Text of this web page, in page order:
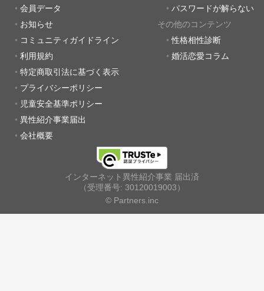
会員データ
お知らせ
コミュニティガイドライン
利用規約
特定商取引法に基づく表示
プライバシーポリシー
児童安全基準ポリシー
異性紹介事業届出
会社概要
パスワードが解らない
その他のコンテンツ
性格相性診断
婚活恋愛コラム
インターネット異性紹介事業 届出済
（受理番号: 30120019003）
© Partners.inc